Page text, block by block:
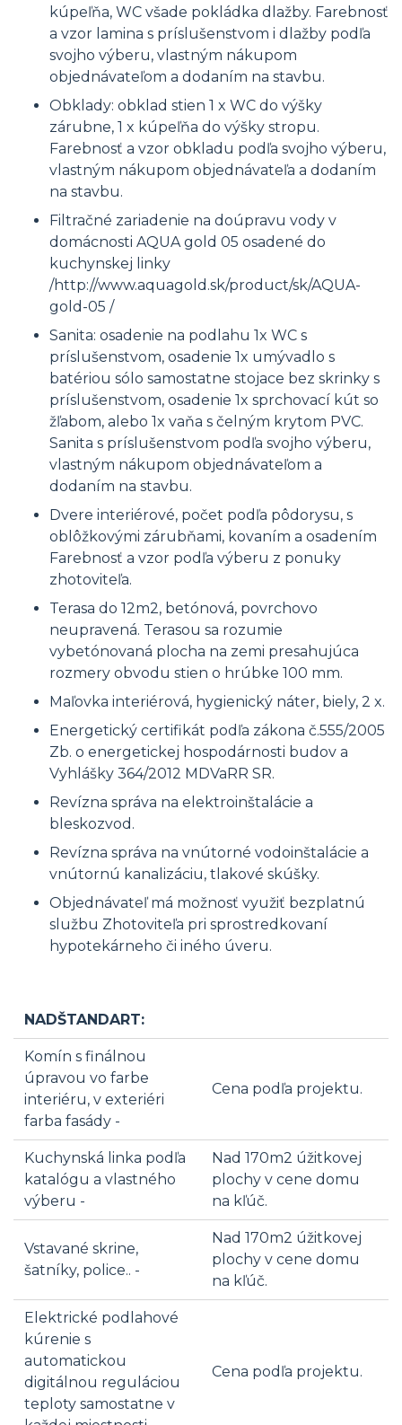
kúpeľňa, WC všade pokládka dlažby. Farebnosť
a vzor lamina s príslušenstvom i dlažby podľa
svojho výberu, vlastným nákupom
objednávateľom a dodaním na stavbu.
Obklady: obklad stien 1 x WC do výšky
zárubne, 1 x kúpeľňa do výšky stropu.
Farebnosť a vzor obkladu podľa svojho výberu,
vlastným nákupom objednávateľa a dodaním
na stavbu.
Filtračné zariadenie na doúpravu vody v
domácnosti AQUA gold 05 osadené do
kuchynskej linky
/http://www.aquagold.sk/product/sk/AQUA-
gold-05 /
Sanita: osadenie na podlahu 1x WC s
príslušenstvom, osadenie 1x umývadlo s
batériou sólo samostatne stojace bez skrinky s
príslušenstvom, osadenie 1x sprchovací kút so
žľabom, alebo 1x vaňa s čelným krytom PVC.
Sanita s príslušenstvom podľa svojho výberu,
vlastným nákupom objednávateľom a
dodaním na stavbu.
Dvere interiérové, počet podľa pôdorysu, s
oblôžkovými zárubňami, kovaním a osadením
Farebnosť a vzor podľa výberu z ponuky
zhotoviteľa.
Terasa do 12m2, betónová, povrchovo
neupravená. Terasou sa rozumie
vybetónovaná plocha na zemi presahujúca
rozmery obvodu stien o hrúbke 100 mm.
Maľovka interiérová, hygienický náter, biely, 2 x.
Energetický certifikát podľa zákona č.555/2005
Zb. o energetickej hospodárnosti budov a
Vyhlášky 364/2012 MDVaRR SR.
Revízna správa na elektroinštalácie a
bleskozvod.
Revízna správa na vnútorné vodoinštalácie a
vnútornú kanalizáciu, tlakové skúšky.
Objednávateľ má možnosť využiť bezplatnú
službu Zhotoviteľa pri sprostredkovaní
hypotekárneho či iného úveru.
NADŠTANDART:
Komín s finálnou
úpravou vo farbe
interiéru, v exteriéri
farba fasády -
Cena podľa projektu.
Kuchynská linka podľa
katalógu a vlastného
výberu -
Nad 170m2 úžitkovej
plochy v cene domu
na kľúč.
Vstavané skrine,
šatníky, police.. -
Nad 170m2 úžitkovej
plochy v cene domu
na kľúč.
Elektrické podlahové
kúrenie s
automatickou
digitálnou reguláciou
teploty samostatne v
Cena podľa projektu.